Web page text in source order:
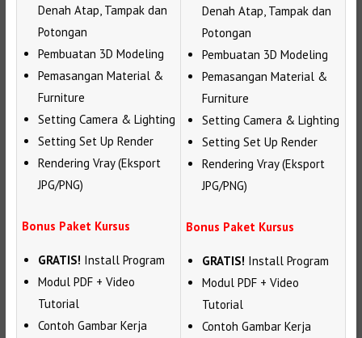
Denah Atap, Tampak dan
Potongan
Pembuatan 3D Modeling
Pemasangan Material &
Furniture
Setting Camera & Lighting
Setting Set Up Render
Rendering Vray (Eksport
JPG/PNG)
Bonus Paket Kursus
GRATIS! Install Program
Modul PDF + Video
Tutorial
Contoh Gambar Kerja
Denah Atap, Tampak dan
Potongan
Pembuatan 3D Modeling
Pemasangan Material &
Furniture
Setting Camera & Lighting
Setting Set Up Render
Rendering Vray (Eksport
JPG/PNG)
Bonus Paket Kursus
GRATIS! Install Program
Modul PDF + Video
Tutorial
Contoh Gambar Kerja